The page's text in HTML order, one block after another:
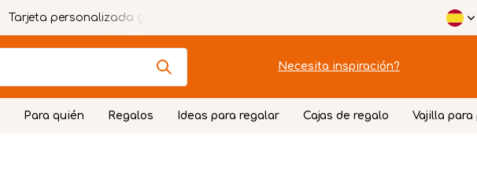
Tarjeta personalizada gratuita
Necesita inspiración?
Para quién Regalos Ideas para regalar Cajas de regalo Vajilla